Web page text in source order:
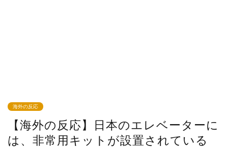
海外の反応
【海外の反応】日本のエレベーターに
は、非常用キットが設置されている